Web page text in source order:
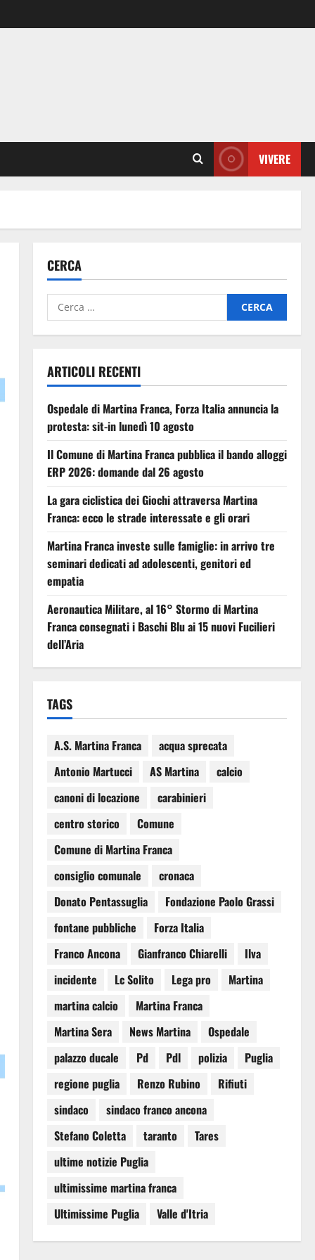
VIVERE
CERCA
ARTICOLI RECENTI
Ospedale di Martina Franca, Forza Italia annuncia la
protesta: sit-in lunedì 10 agosto
Il Comune di Martina Franca pubblica il bando alloggi
ERP 2026: domande dal 26 agosto
La gara ciclistica dei Giochi attraversa Martina
Franca: ecco le strade interessate e gli orari
Martina Franca investe sulle famiglie: in arrivo tre
seminari dedicati ad adolescenti, genitori ed
empatia
Aeronautica Militare, al 16° Stormo di Martina
Franca consegnati i Baschi Blu ai 15 nuovi Fucilieri
dell’Aria
TAGS
A.S. Martina Franca
acqua sprecata
Antonio Martucci
AS Martina
calcio
canoni di locazione
carabinieri
centro storico
Comune
Comune di Martina Franca
consiglio comunale
cronaca
Donato Pentassuglia
Fondazione Paolo Grassi
fontane pubbliche
Forza Italia
Franco Ancona
Gianfranco Chiarelli
Ilva
incidente
Lc Solito Lega pro
Martina
martina calcio
Martina Franca
Martina Sera
News Martina
Ospedale
palazzo ducale
Pd Pdl polizia
Puglia
regione puglia
Renzo Rubino
Rifiuti
sindaco
sindaco franco ancona
Stefano Coletta
taranto
Tares
ultime notizie Puglia
ultimissime martina franca
Ultimissime Puglia
Valle d'Itria